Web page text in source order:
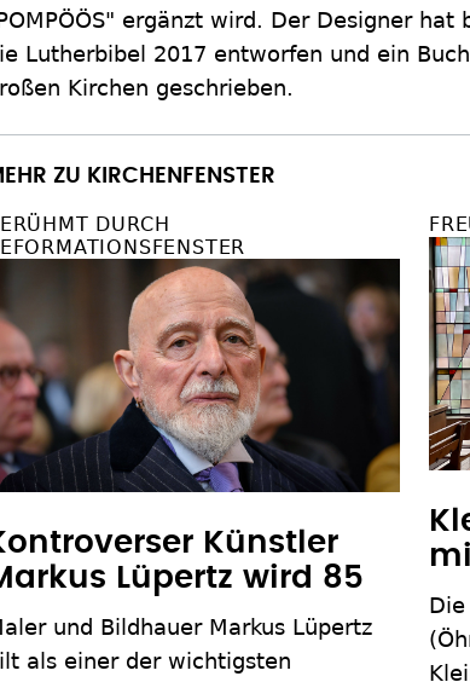
ergänzt wird. Der Designer
Lutherbibel 2017 entworfen und ein
Kirchen geschrieben.
ZU KIRCHENFENSTER
DURCH
Künstler
Lüpertz wird 85
und Bildhauer Markus Lüpertz
als einer der wichtigsten